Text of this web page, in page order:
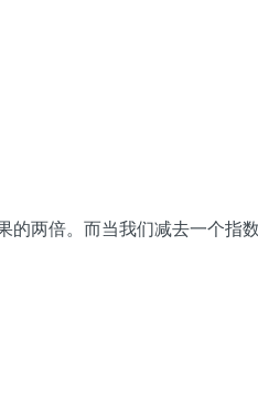
的两倍。而当我们减去一个指